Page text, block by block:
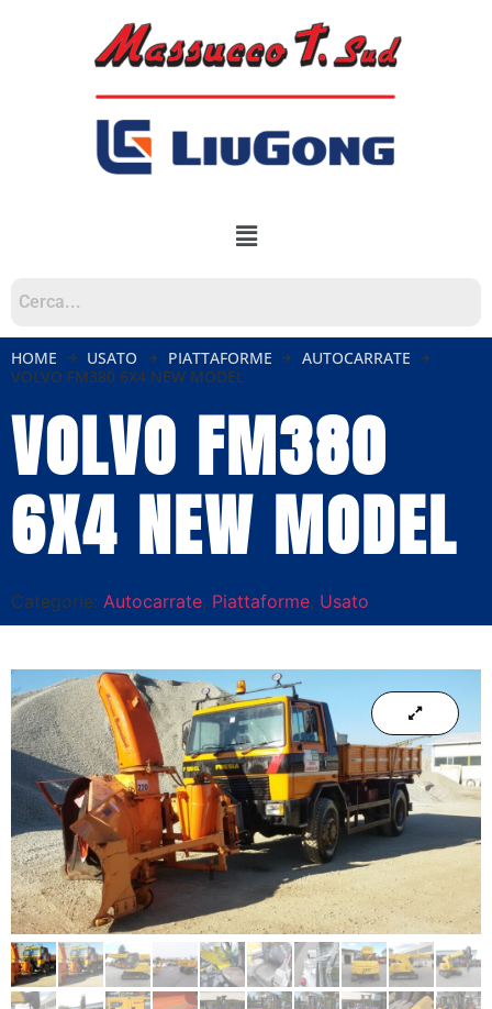
HOME USATO PIATTAFORME
AUTOCARRATE
VOLVO FM380 6X4 NEW MODEL
VOLVO FM380
6X4 NEW MODEL
Categorie: Autocarrate, Piattaforme, Usato